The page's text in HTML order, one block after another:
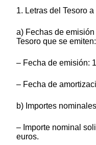
1. Letras del Tesoro
a) Fechas de
Tesoro que se emiten:
– Fecha de emisión:
– Fecha de
b) Importes
– Importe nominal
euros.